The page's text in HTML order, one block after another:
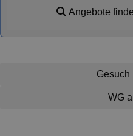
Angebote
Gesuch
WG